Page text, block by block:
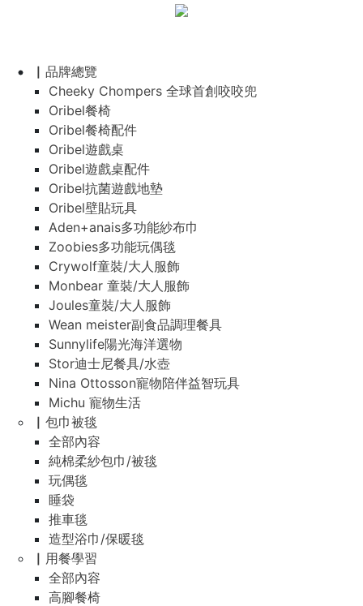
▏品牌總覽
Cheeky Chompers 全球首創咬咬兜
Oribel餐椅
Oribel餐椅配件
Oribel遊戲桌
Oribel遊戲桌配件
Oribel抗菌遊戲地墊
Oribel壁貼玩具
Aden+anais多功能紗布巾
Zoobies多功能玩偶毯
Crywolf童裝/大人服飾
Monbear 童裝/大人服飾
Joules童裝/大人服飾
Wean meister副食品調理餐具
Sunnylife陽光海洋選物
Stor迪士尼餐具/水壺
Nina Ottosson寵物陪伴益智玩具
Michu 寵物生活
▏包巾被毯
全部內容
純棉柔紗包巾/被毯
玩偶毯
睡袋
推車毯
造型浴巾/保暖毯
▏用餐學習
全部內容
高腳餐椅